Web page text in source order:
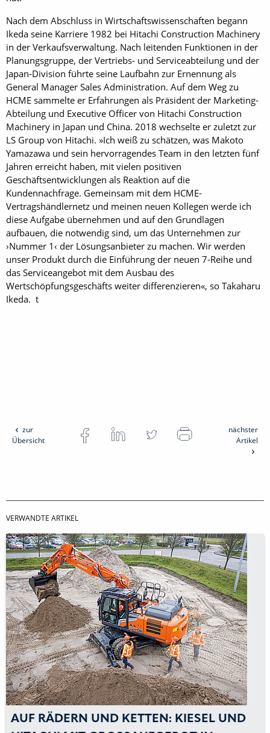
Nach dem Abschluss in Wirtschaftswissenschaften begann
Ikeda seine Karriere 1982 bei Hitachi Construction Machinery
in der Verkaufsverwaltung. Nach leitenden Funktionen in der
Planungsgruppe, der Vertriebs- und Serviceabteilung und der
Japan-Division führte seine Laufbahn zur Ernennung als
General Manager Sales Administration. Auf dem Weg zu
HCME sammelte er Erfahrungen als Präsident der Marketing-
Abteilung und Executive Officer von Hitachi Construction
Machinery in Japan und China. 2018 wechselte er zuletzt zur
LS Group von Hitachi. »Ich weiß zu schätzen, was Makoto
Yamazawa und sein hervorragendes Team in den letzten fünf
Jahren erreicht haben, mit vielen positiven
Geschäftsentwicklungen als Reaktion auf die
Kundennachfrage. Gemeinsam mit dem HCME-
Vertragshändlernetz und meinen neuen Kollegen werde ich
diese Aufgabe übernehmen und auf den Grundlagen
aufbauen, die notwendig sind, um das Unternehmen zur
›Nummer 1‹ der Lösungsanbieter zu machen. Wir werden
unser Produkt durch die Einführung der neuen 7-Reihe und
das Serviceangebot mit dem Ausbau des
Wertschöpfungsgeschäfts weiter differenzieren«, so Takaharu
Ikeda. t
zur
Übersicht
nächster
Artikel
VERWANDTE ARTIKEL
AUF RÄDERN UND KETTEN: KIESEL UND